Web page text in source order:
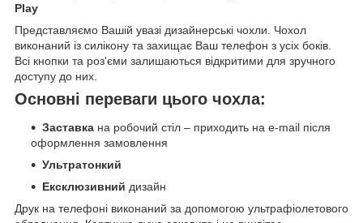
Play
Представляємо Вашій увазі дизайнерські чохли. Чохол
виконаний із силікону та захищає Ваш телефон з усіх боків.
Всі кнопки та роз'єми залишаються відкритими для зручного
доступу до них.
Основні переваги цього чохла:
Заставка на робочий стіл – приходить на e-mail після
оформлення замовлення
Ультратонкий
Ексклюзивний дизайн
Друк на телефоні виконаний за допомогою ультрафіолетового